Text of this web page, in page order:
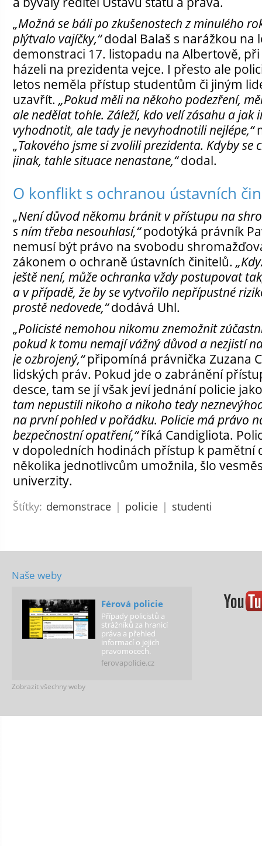
„Možná se báli po zkušenostech z minulého
plýtvalo vajíčky,“dodal Balaš s narážkou na
demonstraci 17. listopadu na Albertově,
házeli na prezidenta vejce. I přesto ale
letos neměla přístup studentům či jiným
uzavřít. „Pokud měli na někoho podezření,
ale nedělat tohle. Záleží, kdo velí zásahu a jak
vyhodnotit, ale tady je nevyhodnotili nejlépe,“
„Takového jsme si zvolili prezidenta. Kdyby se
jinak, tahle situace nenastane,“dodal.
O konflikt s ochranou ústavních
„Není důvod někomu bránit v přístupu na
s ním třeba nesouhlasí,“podotýká právník
nemusí být právo na svobodu
zákonem o ochraně ústavních činitelů.
ještě není, může ochranka vždy postupovat
a v případě, že by se vytvořilo nepřípustné
prostě nedovede,“dodává Uhl.
„Policisté nemohou nikomu znemožnit
pokud k tomu nemají vážný důvod a nezjistí
je ozbrojený,“připomíná právnička Zuzana
lidských práv. Pokud jde o zabránění
desce, tam se jí však jeví jednání policie
tam nepustili nikoho a nikoho tedy
na první pohled v pořádku. Policie má právo
bezpečnostní opatření,“říká Candigliota.
v dopoledních hodinách přístup k pamětní
několika jednotlivcům umožnila, šlo
univerzity.
Štítky: demonstrace | policie | studenti
Naše weby
Férová policie
Případy policistů a
strážníků za hranicí
práva a přehled
informací o jejich
pravomocech.
ferovapolicie.cz
Férová škola
Zobrazit všechny weby